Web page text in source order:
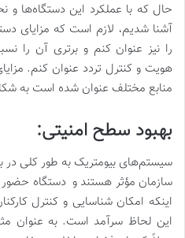
حال که با عملکرد این دستگاه‌ها و
آشنا شدیم، لازم است که مزایای
را نیز عنوان کنم و برتری آن
هویت و کنترل تردد عنوان کنم.
منابع مختلف عنوان شده است به
بهبود سطح امنیتی:
سیستم‌های بیومتریک به طور کلی در
سازمان مؤثر هستند و دستگاه
اینکه امکان شناسایی و کنترل
این لحاظ سرآمد است. به عنوان